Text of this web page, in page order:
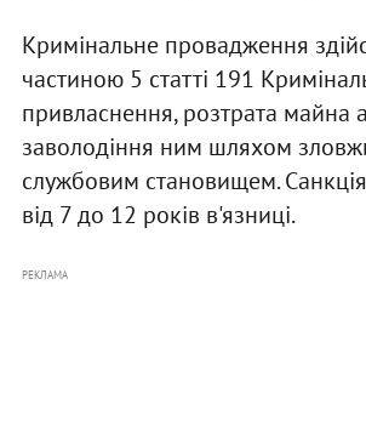
Кримінальне провадження
частиною 5 статті 191
привласнення, розтрата майна
заволодіння ним шляхом
службовим становищем. Санкція
від 7 до 12 років в'язниці.
РЕКЛАМА